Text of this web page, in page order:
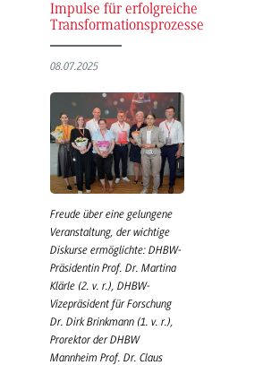
Impulse für erfolgreiche
Transformationsprozesse
08.07.2025
Freude über eine gelungene
Veranstaltung, der wichtige
Diskurse ermöglichte: DHBW-
Präsidentin Prof. Dr. Martina
Klärle (2. v. r.), DHBW-
Vizepräsident für Forschung
Dr. Dirk Brinkmann (1. v. r.),
Prorektor der DHBW
Mannheim Prof. Dr. Claus